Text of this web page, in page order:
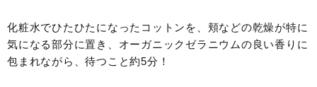
化粧水でひたひたになったコットンを、頬などの乾燥が特に
気になる部分に置き、オーガニックゼラニウムの良い香りに
包まれながら、待つこと約5分！